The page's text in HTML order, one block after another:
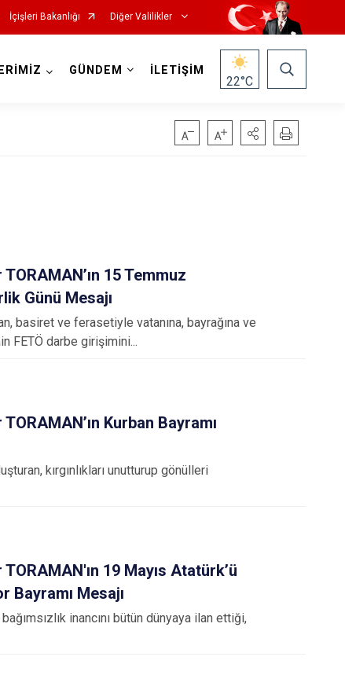
İçişleri Bakanlığı Diğer Valilikler
GÜNDEM İLETİŞİM
22°C
15 Temmuz
Günü Mesajı
basiret ve ferasetiyle vatanına, bayrağına ve
FETÖ darbe girişimini...
Kurban Bayramı
kırgınlıkları unutturup gönülleri
19 Mayıs Atatürk’ü
Bayramı Mesajı
inancını bütün dünyaya ilan ettiği,